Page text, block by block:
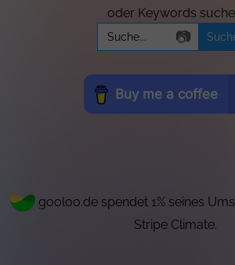
oder Keywords
Search
for:
📷
gooloo.de spendet 1% seines
Stripe Climate.